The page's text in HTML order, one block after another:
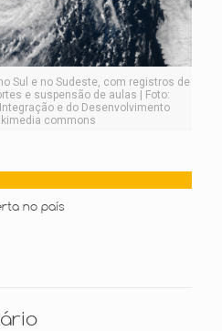
Sul e no Sudeste, com registros de
e suspensão de aulas | Foto:
e do Desenvolvimento
commons
no país